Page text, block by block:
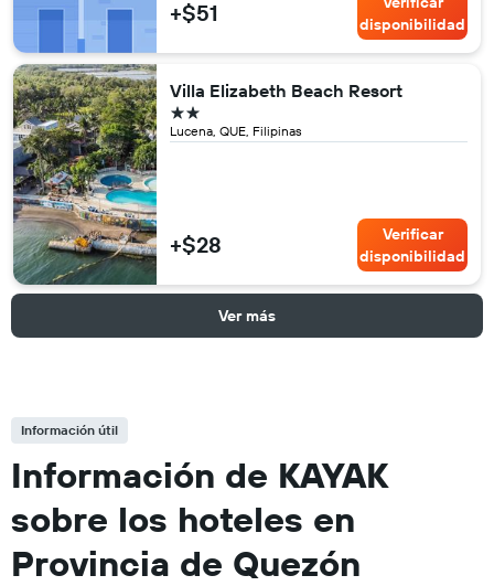
+$51
disponibilidad
Villa Elizabeth Beach Resort
Lucena, QUE, Filipinas
2 estrellas
+$28
Verificar
disponibilidad
Ver más
Información útil
Información de KAYAK
sobre los hoteles en
Provincia de Quezón